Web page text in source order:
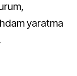
yaratma